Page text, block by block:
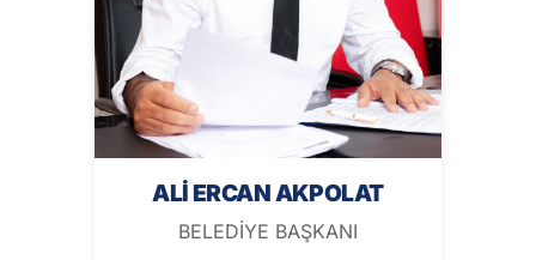
ALİ ERCAN AKPOLAT
BELEDİYE BAŞKANI